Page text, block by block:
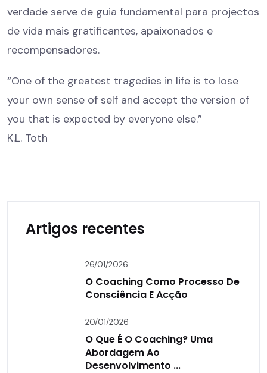
verdade serve de guia fundamental para projectos
de vida mais gratificantes, apaixonados e
recompensadores.
“One of the greatest tragedies in life is to lose
your own sense of self and accept the version of
you that is expected by everyone else.”
K.L. Toth
Artigos recentes
26/01/2026
O Coaching Como Processo De
Consciência E Acção
20/01/2026
O Que É O Coaching? Uma
Abordagem Ao
Desenvolvimento ...